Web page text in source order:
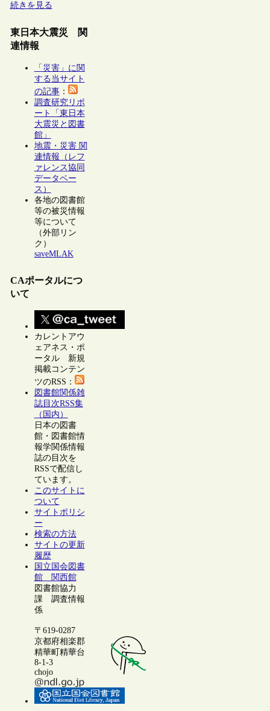
続きを見る
東日本大震災 関
連情報
「災害」に関
する当サイト
の記事：
調査研究リポ
ート「東日本
大震災と図書
館」
地震・災害 関
連情報（レフ
ァレンス協同
データベー
ス）
各地の図書館
等の被災情報
等について
（外部リン
ク）
saveMLAK
CAポータルにつ
いて
カレントアウ
ェアネス・ポ
ータル 新規
掲載コンテン
ツのRSS：
図書館関係雑
誌目次RSS集
（国内）
日本の図書
館・図書館情
報学関係情報
誌の目次を
RSSで配信し
ています。
このサイトに
ついて
サイトポリシ
ー
検索の方法
サイトの更新
履歴
国立国会図書
館 関西館
図書館協力
課 調査情報
係
〒619-0287
京都府相楽郡
精華町精華台
8-1-3
chojo